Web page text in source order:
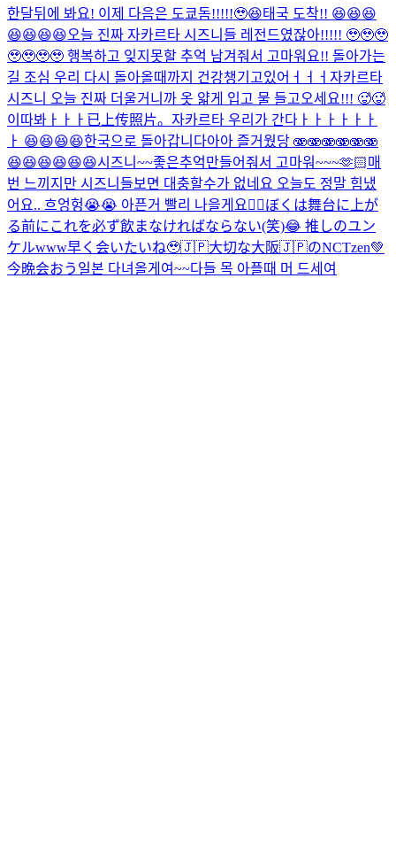
한달뒤에 봐요! 이제 다음은 도쿄돔!!!!!🥹😆태국 도착!! 😆😆😆
😆😆😆😆오늘 진짜 자카르타 시즈니들 레전드였잖아!!!!! 🥹🥹🥹
🥹🥹🥹🥹 행복하고 잊지못할 추억 남겨줘서 고마워요!! 돌아가는
길 조심 우리 다시 돌아올때까지 건강챙기고있어ㅓㅓㅓ 자카르타
시즈니 오늘 진짜 더울거니까 옷 얇게 입고 물 들고오세요!!! 🥵🥵
이따봐ㅏㅏㅏ 已上传照片。 자카르타 우리가 간다ㅏㅏㅏㅏㅏㅏ
ㅏ 😆😆😆😆한국으로 돌아갑니다아아 즐거웠당 🫨🫨🫨🫨🫨🫨
😆😆😆😆😆😆시즈니~~좋은추억만들어줘서 고마워~~~🫶🏻매
번 느끼지만 시즈니들보면 대충할수가 없네요 오늘도 정말 힘냈
어요.. 흐엉헝😭😭 아픈거 빨리 나을게요🙂‍↕️ぼくは舞台に上が
る前にこれを必ず飲まなければならない(笑)😂 推しのユン
ケルwww早く会いたいね🥹🇯🇵大切な大阪🇯🇵のNCTzen💚
今晩会おう 일본 다녀올게여~~다들 목 아플때 머 드세여